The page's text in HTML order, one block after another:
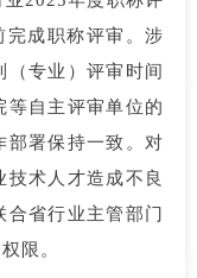
成职称评审。涉
（专业）评审时间
等自主评审单位的
部署保持一致。对
术人才造成不良
省行业主管部门
限。